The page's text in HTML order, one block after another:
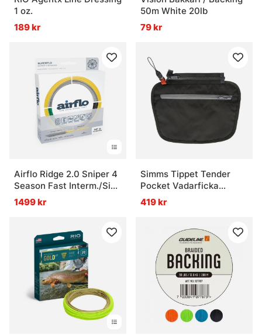
1 oz.
189 kr
50m White 20lb
79 kr
Airflo Ridge 2.0 Sniper 4
Season Fast Interm./Sink
3
1499 kr
Simms Tippet Tender
Pocket Vadarficka
Carbon
419 kr